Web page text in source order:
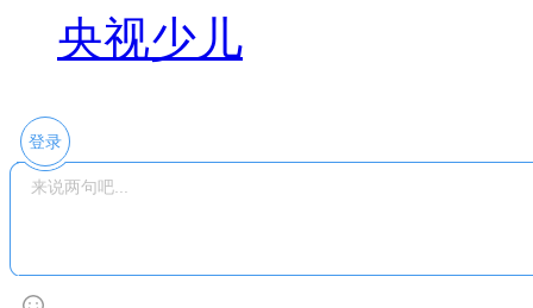
央视少儿
登录